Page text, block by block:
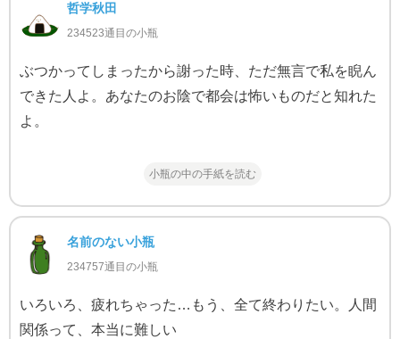
哲学秋田
234523通目の小瓶
ぶつかってしまったから謝った時、ただ無言で私を睨ん
できた人よ。あなたのお陰で都会は怖いものだと知れた
よ。
小瓶の中の手紙を読む
名前のない小瓶
234757通目の小瓶
いろいろ、疲れちゃった…もう、全て終わりたい。人間
関係って、本当に難しい